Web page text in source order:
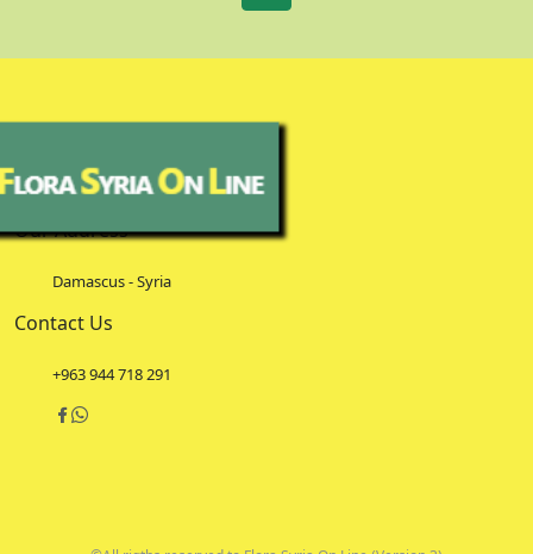
Our Address
Damascus - Syria
Contact Us
+963 944 718 291